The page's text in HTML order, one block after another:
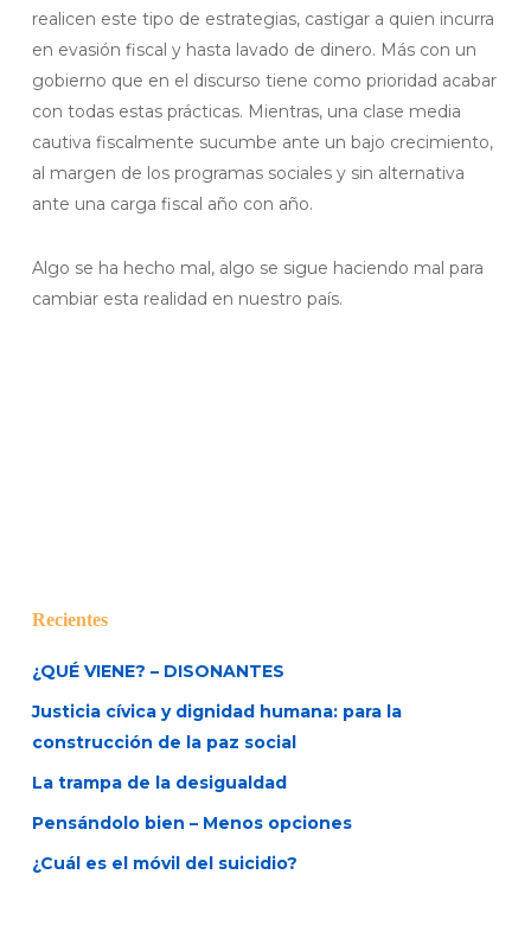
realicen este tipo de estrategias, castigar a quien incurra
en evasión fiscal y hasta lavado de dinero. Más con un
gobierno que en el discurso tiene como prioridad acabar
con todas estas prácticas. Mientras, una clase media
cautiva fiscalmente sucumbe ante un bajo crecimiento,
al margen de los programas sociales y sin alternativa
ante una carga fiscal año con año.
Algo se ha hecho mal, algo se sigue haciendo mal para
cambiar esta realidad en nuestro país.
Recientes
¿QUÉ VIENE? – DISONANTES
Justicia cívica y dignidad humana: para la
construcción de la paz social
La trampa de la desigualdad
Pensándolo bien – Menos opciones
¿Cuál es el móvil del suicidio?